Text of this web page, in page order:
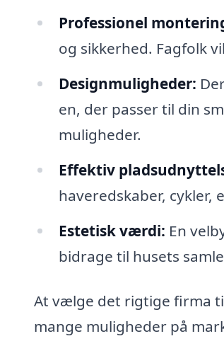
Professionel
og sikkerhed. Fagfolk
Designmuligheder:
en, der passer til din
muligheder.
Effektiv
haveredskaber,
Estetisk værdi: En
bidrage til husets
At vælge det rigtige firma
mange muligheder på